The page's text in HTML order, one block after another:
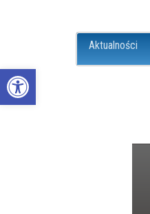
Open toolbar
Aktualności